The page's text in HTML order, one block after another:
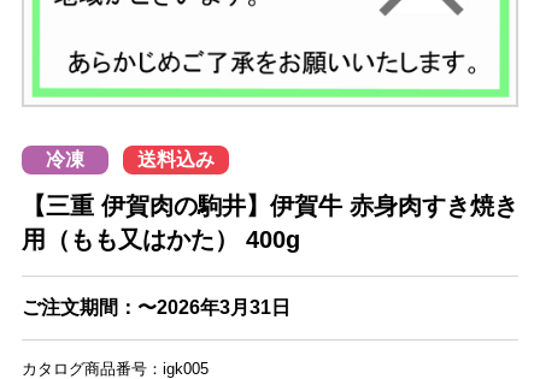
冷凍 送料込み
【三重 伊賀肉の駒井】伊賀牛 赤身肉すき焼き
用（もも又はかた） 400g
ご注文期間：〜2026年3月31日
カタログ商品番号：igk005